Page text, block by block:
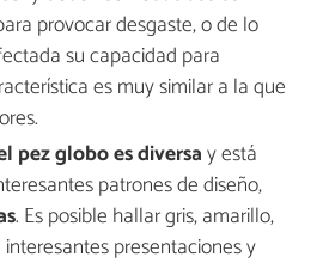
provocar desgaste, o de lo
su capacidad para
es muy similar a la que
pez globo es diversay está
patrones de diseño,
. Es posible hallar gris, amarillo,
presentaciones y